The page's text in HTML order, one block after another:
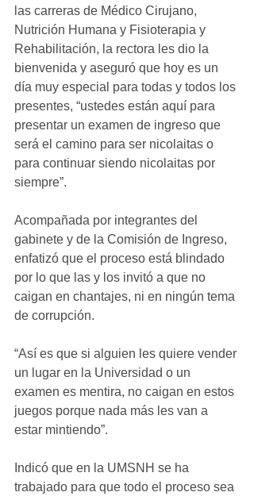
las carreras de Médico Cirujano,
Nutrición Humana y Fisioterapia y
Rehabilitación, la rectora les dio la
bienvenida y aseguró que hoy es un
día muy especial para todas y todos los
presentes, “ustedes están aquí para
presentar un examen de ingreso que
será el camino para ser nicolaitas o
para continuar siendo nicolaitas por
siempre”.
Acompañada por integrantes del
gabinete y de la Comisión de Ingreso,
enfatizó que el proceso está blindado
por lo que las y los invitó a que no
caigan en chantajes, ni en ningún tema
de corrupción.
“Así es que si alguien les quiere vender
un lugar en la Universidad o un
examen es mentira, no caigan en estos
juegos porque nada más les van a
estar mintiendo”.
Indicó que en la UMSNH se ha
trabajado para que todo el proceso sea